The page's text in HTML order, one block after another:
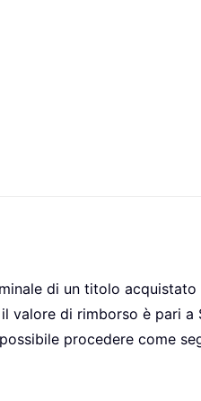
di un titolo acquistato
valore di rimborso è pari a
procedere come